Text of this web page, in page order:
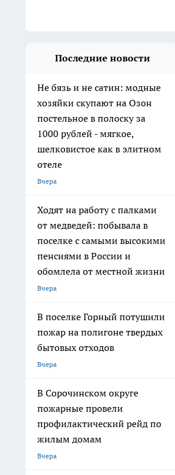
Последние новости
Не бязь и не сатин: модные
хозяйки скупают на Озон
постельное в полоску за
1000 рублей - мягкое,
шелковистое как в элитном
отеле
Вчера
Ходят на работу с палками
от медведей: побывала в
поселке с самыми высокими
пенсиями в России и
обомлела от местной жизни
Вчера
В поселке Горный потушили
пожар на полигоне твердых
бытовых отходов
Вчера
В Сорочинском округе
пожарные провели
профилактический рейд по
жилым домам
Вчера